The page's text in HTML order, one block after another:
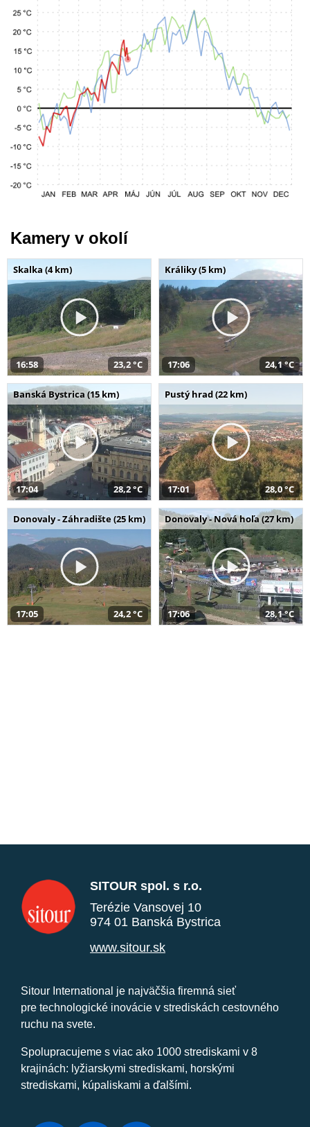
Kamery v okolí
Skalka (4 km)
16:58 23,2 °C
Králiky (5 km)
17:06 24,1 °C
Banská Bystrica (15 km)
17:04 28,2 °C
Pustý hrad (22 km)
17:01 28,0 °C
Donovaly - Záhradište (25 km)
17:05 24,2 °C
Donovaly - Nová hoľa (27 km)
17:06 28,1 °C
SITOUR spol. s r.o.
Terézie Vansovej 10
974 01 Banská Bystrica
www.sitour.sk
Sitour International je najväčšia firemná sieť
pre technologické inovácie v strediskách cestovného
ruchu na svete.
Spolupracujeme s viac ako 1000 strediskami v 8
krajinách: lyžiarskymi strediskami, horskými
strediskami, kúpaliskami a ďalšími.